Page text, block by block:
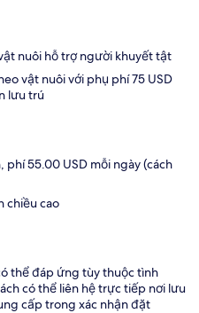
nuôi hỗ trợ người khuyết tật
vật nuôi với phụ phí 75 USD
lưu trú
phí 55.00 USD mỗi ngày (cách
chiều cao
thể đáp ứng tùy thuộc tình
có thể liên hệ trực tiếp nơi lưu
cấp trong xác nhận đặt